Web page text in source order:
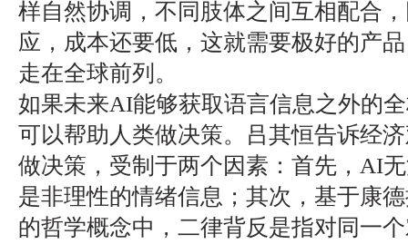
样自然协调，不同肢体之间互相配合
应，成本还要低，这就需要极好的产
走在全球前列。
如果未来AI能够获取语言信息之外的
可以帮助人类做决策。吕其恒告诉经
做决策，受制于两个因素：首先，AI
是非理性的情绪信息；其次，基于康
的哲学概念中，二律背反是指对同一